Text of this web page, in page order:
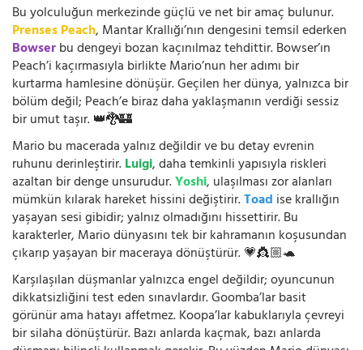
Bu yolculuğun merkezinde güçlü ve net bir amaç bulunur.
Prenses Peach, Mantar Krallığı’nın dengesini temsil ederken
Bowserbu dengeyi bozan kaçınılmaz tehdittir. Bowser’ın
Peach’i kaçırmasıyla birlikte Mario’nun her adımı bir
kurtarma hamlesine dönüşür. Geçilen her dünya, yalnızca bir
bölüm değil; Peach’e biraz daha yaklaşmanın verdiği sessiz
bir umut taşır. 👑🐉🏰
Mario bu macerada yalnız değildir ve bu detay evrenin
ruhunu derinleştirir.Luigi, daha temkinli yapısıyla riskleri
azaltan bir denge unsurudur.Yoshi, ulaşılması zor alanları
mümkün kılarak hareket hissini değiştirir.Toad ise krallığın
yaşayan sesi gibidir; yalnız olmadığını hissettirir. Bu
karakterler, Mario dünyasını tek bir kahramanın koşusundan
çıkarıp yaşayan bir maceraya dönüştürür. 💗👸🏼🐢
Karşılaşılan düşmanlar yalnızca engel değildir; oyuncunun
dikkatsizliğini test eden sınavlardır. Goomba’lar basit
görünür ama hatayı affetmez. Koopa’lar kabuklarıyla çevreyi
bir silaha dönüştürür. Bazı anlarda kaçmak, bazı anlarda